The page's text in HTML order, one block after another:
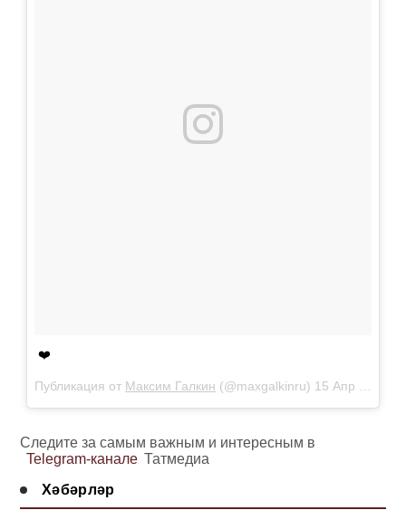
❤️
Публикация от Максим Галкин (@maxgalkinru) 15 Апр 2019 в 12:36 PDT
Следите за самым важным и интересным в
Telegram-канале Татмедиа
Хәбәрләр